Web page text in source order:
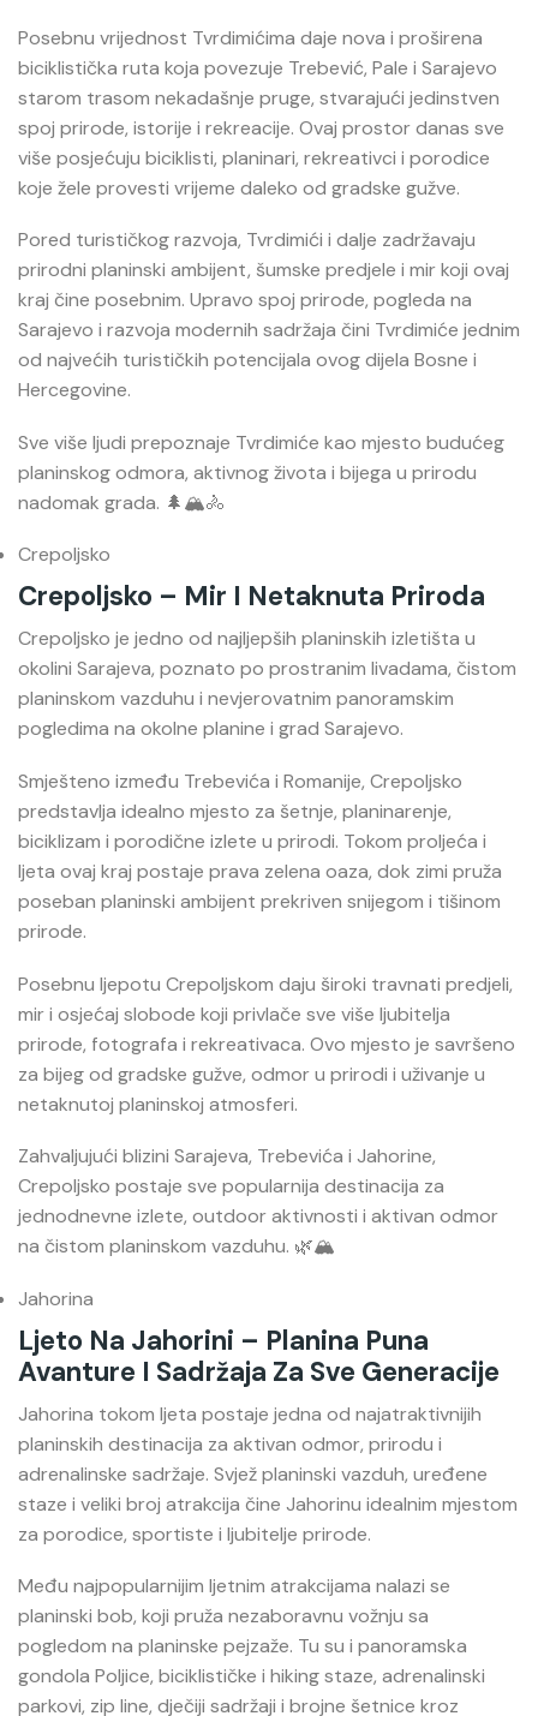
Posebnu vrijednost Tvrdimićima daje nova i proširena
biciklistička ruta koja povezuje Trebević, Pale i Sarajevo
starom trasom nekadašnje pruge, stvarajući jedinstven
spoj prirode, istorije i rekreacije. Ovaj prostor danas sve
više posjećuju biciklisti, planinari, rekreativci i porodice
koje žele provesti vrijeme daleko od gradske gužve.
Pored turističkog razvoja, Tvrdimići i dalje zadržavaju
prirodni planinski ambijent, šumske predjele i mir koji ovaj
kraj čine posebnim. Upravo spoj prirode, pogleda na
Sarajevo i razvoja modernih sadržaja čini Tvrdimiće jednim
od najvećih turističkih potencijala ovog dijela Bosne i
Hercegovine.
Sve više ljudi prepoznaje Tvrdimiće kao mjesto budućeg
planinskog odmora, aktivnog života i bijega u prirodu
nadomak grada. 🌲🏔️🚴
Crepoljsko
Crepoljsko – Mir I Netaknuta Priroda
Crepoljsko je jedno od najljepših planinskih izletišta u
okolini Sarajeva, poznato po prostranim livadama, čistom
planinskom vazduhu i nevjerovatnim panoramskim
pogledima na okolne planine i grad Sarajevo.
Smješteno između Trebevića i Romanije, Crepoljsko
predstavlja idealno mjesto za šetnje, planinarenje,
biciklizam i porodične izlete u prirodi. Tokom proljeća i
ljeta ovaj kraj postaje prava zelena oaza, dok zimi pruža
poseban planinski ambijent prekriven snijegom i tišinom
prirode.
Posebnu ljepotu Crepoljskom daju široki travnati predjeli,
mir i osjećaj slobode koji privlače sve više ljubitelja
prirode, fotografa i rekreativaca. Ovo mjesto je savršeno
za bijeg od gradske gužve, odmor u prirodi i uživanje u
netaknutoj planinskoj atmosferi.
Zahvaljujući blizini Sarajeva, Trebevića i Jahorine,
Crepoljsko postaje sve popularnija destinacija za
jednodnevne izlete, outdoor aktivnosti i aktivan odmor
na čistom planinskom vazduhu. 🌿🏔️
Jahorina
Ljeto Na Jahorini – Planina Puna
Avanture I Sadržaja Za Sve Generacije
Jahorina tokom ljeta postaje jedna od najatraktivnijih
planinskih destinacija za aktivan odmor, prirodu i
adrenalinske sadržaje. Svjež planinski vazduh, uređene
staze i veliki broj atrakcija čine Jahorinu idealnim mjestom
za porodice, sportiste i ljubitelje prirode.
Među najpopularnijim ljetnim atrakcijama nalazi se
planinski bob, koji pruža nezaboravnu vožnju sa
pogledom na planinske pejzaže. Tu su i panoramska
gondola Poljice, biciklističke i hiking staze, adrenalinski
parkovi, zip line, dječiji sadržaji i brojne šetnice kroz